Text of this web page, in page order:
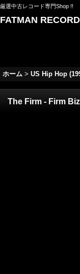
厳選中古レコード専門Shop !!
FATMAN
ホーム > US Hip Hop
The Firm - Firm